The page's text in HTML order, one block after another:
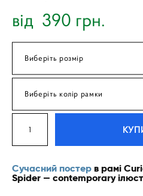
від 390 грн.
Виберіть розмір
Виберіть колір рамки
Сучасний постер в рамі
Spider — contemporary